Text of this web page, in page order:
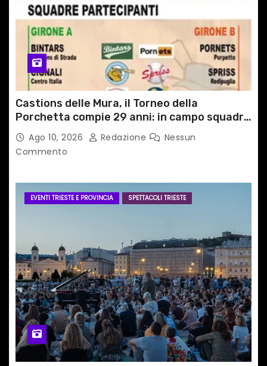
Castions delle Mura, il Torneo della
Porchetta compie 29 anni: in campo squadre
da tutta Italia e dall’estero
Ago 10, 2026 Redazione
Nessun
Commento
EVENTI TRIESTE E PROVINCIA SPETTACOLI TRIESTE